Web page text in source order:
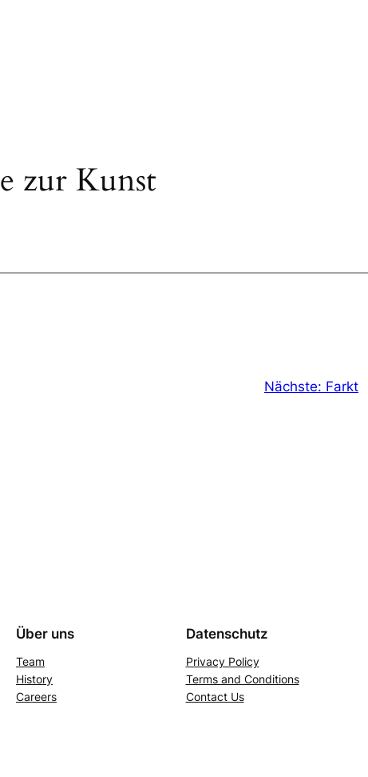
zur Kunst
Nächste: Farkt
Über uns
Team
History
Careers
Datenschutz
Privacy Policy
Terms and Conditions
Contact Us